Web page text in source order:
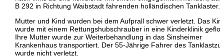
B 292 in Richtung Waibstadt fahrenden holländischen Tanklaster.
Mutter und Kind wurden bei dem Aufprall schwer verletzt. Das
wurde mit einem Rettungshubschrauber in eine Kinderklinik
Ihre Mutter wurde zur Weiterbehandlung in das Sinsheimer
Krankenhaus transportiert. Der 55-Jährige Fahrer des
wurde nicht verletzt.